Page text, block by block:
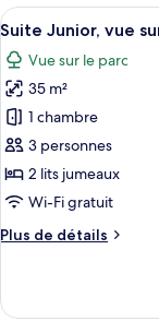
lits
jumeaux,
balcon,
vue
sur
la
mer
Deluxe
double
avec
lits
jumeaux,
balcon,
vue
sur
la
mer
Afficher
toutes
les
photos
pour
ce
type
de
chambre :
Suite
6
Suite Junior, vue
Vue sur le parc
35 m²
1 chambre
3 personnes
2 lits jumeaux
Wi-Fi gratuit
Plus de détails
Plus
Suite